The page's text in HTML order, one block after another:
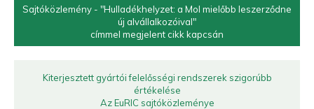
Sajtóközlemény - "Hulladékhelyzet: a Mol mielőbb leszerződne
új alvállalkozóival"
címmel megjelent cikk kapcsán
Kiterjesztett gyártói felelősségi rendszerek szigorúbb
értékelése
Az EuRIC sajtóközleménye